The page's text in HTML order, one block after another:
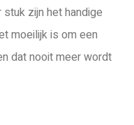
zijn het handige
moeilijk is om een
dat nooit meer wordt